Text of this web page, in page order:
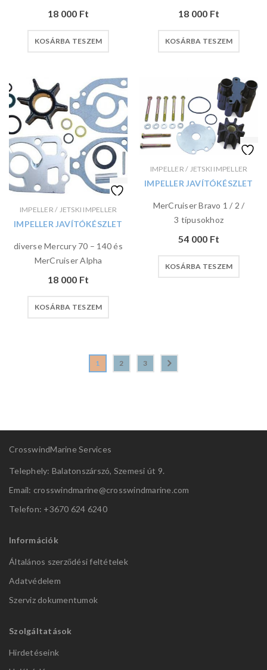
18 000 Ft
KOSÁRBA TESZEM
18 000 Ft
KOSÁRBA TESZEM
IMPELLER / JETSKI IMPELLER
IMPELLER JAVÍTÓKÉSZLET
diverse Mercury 70 – 140 és
MerCruiser Alpha
18 000 Ft
KOSÁRBA TESZEM
IMPELLER / JETSKI IMPELLER
IMPELLER JAVÍTÓKÉSZLET
MerCruiser Bravo 1 / 2 /
3 típusokhoz
54 000 Ft
KOSÁRBA TESZEM
1 2 3
CrosswindMarine Services
Telephely: Balatonszárszó, Szemesi út 9.
Email: crosswindmarine@crosswindmarine.com
Telefon: +3670 624 6240
Információk
Általános szerződési feltételek
Adatvédelem
Szerviz dokumentumok
Szolgáltatások
Hirdetéseink